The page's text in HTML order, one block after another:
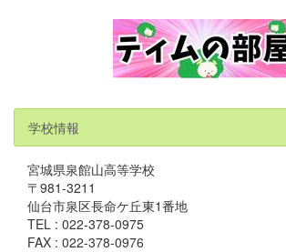
学校情報
宮城県泉館山高等学校
〒981-3211
仙台市泉区長命ケ丘東1番地
TEL : 022-378-0975
FAX : 022-378-0976